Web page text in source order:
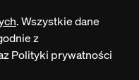
. Wszystkie dane
z
Polityki prywatności